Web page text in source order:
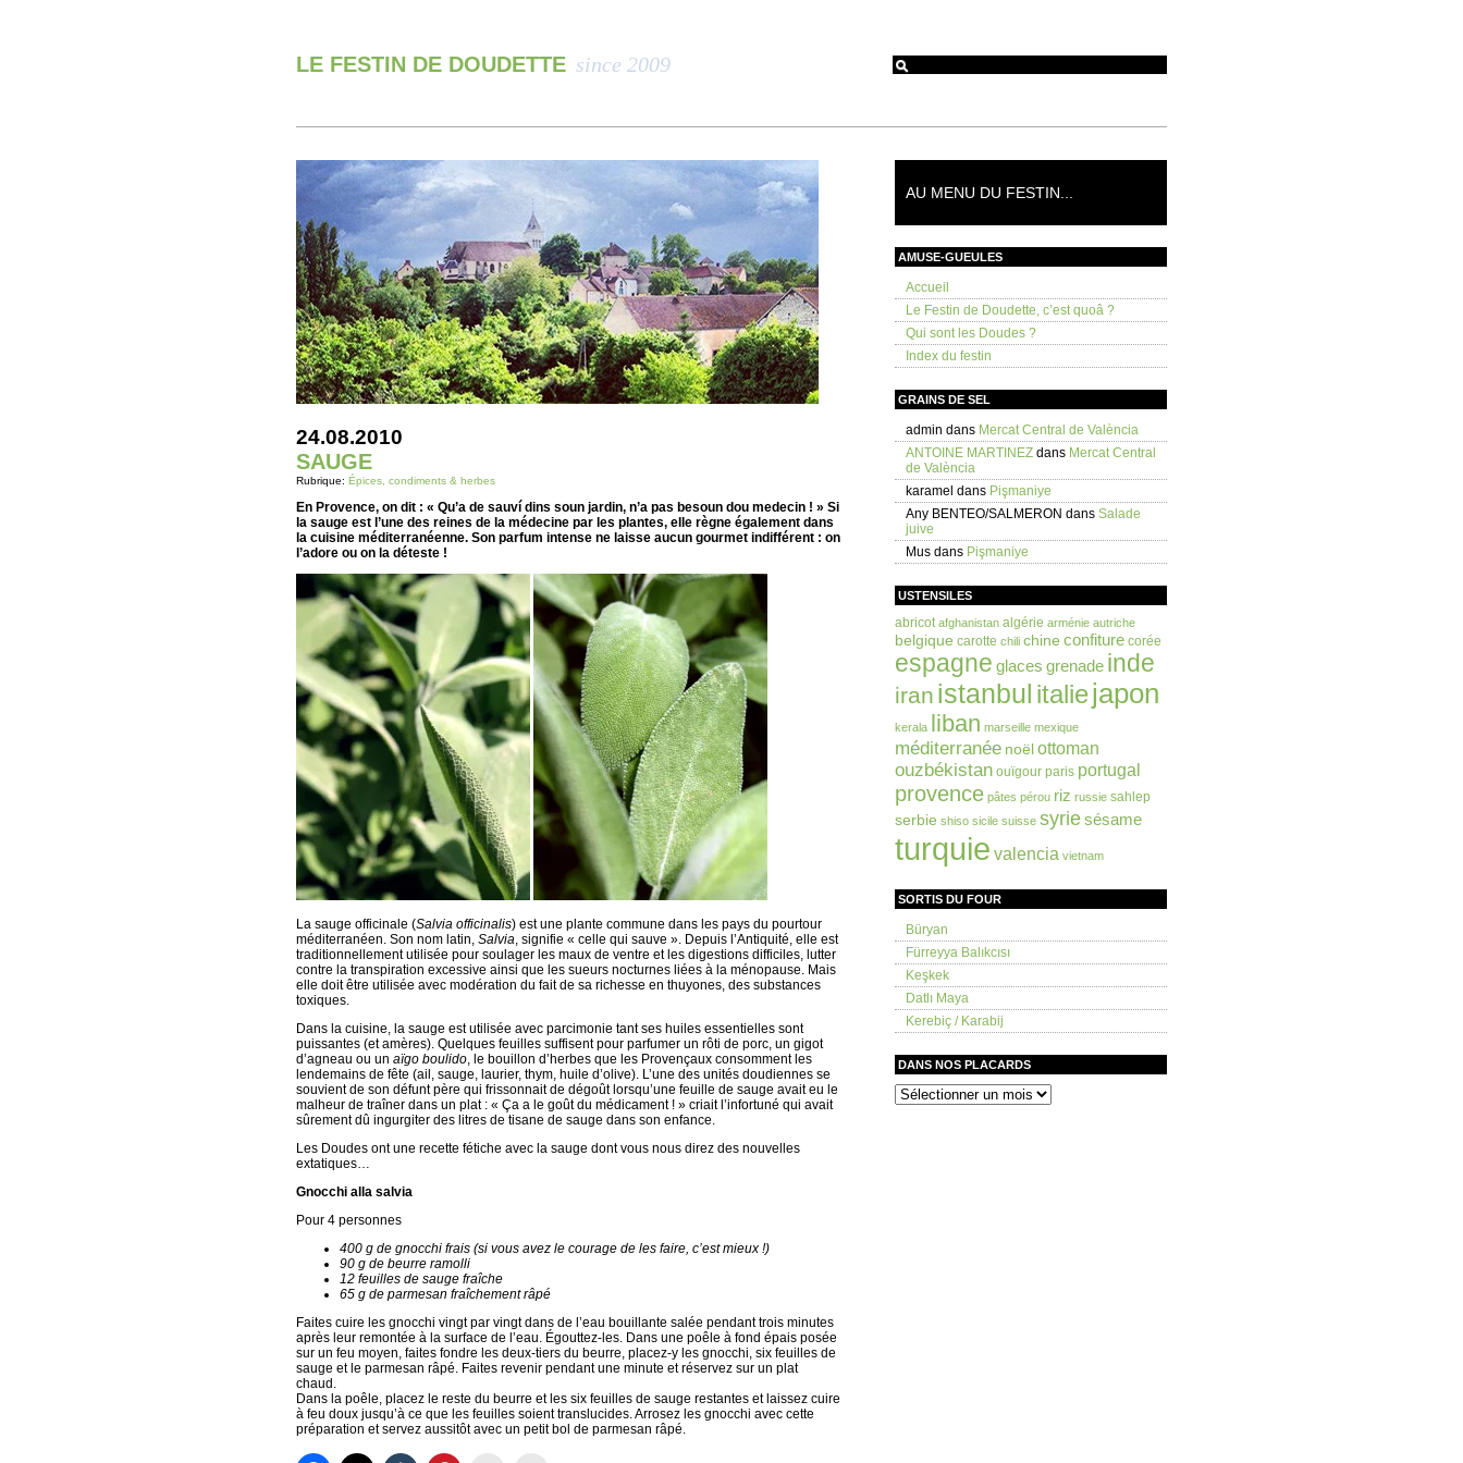
LE FESTIN DE DOUDETTE since 2009
24.08.2010
SAUGE
Rubrique: Épices, condiments & herbes
En Provence, on dit : « Qu’a de sauví dins soun jardin, n’a pas besoun dou medecin ! » Si
la sauge est l’une des reines de la médecine par les plantes, elle règne également dans
la cuisine méditerranéenne. Son parfum intense ne laisse aucun gourmet indifférent : on
l’adore ou on la déteste !
La sauge officinale (Salvia officinalis) est une plante commune dans les pays du pourtour
méditerranéen. Son nom latin, Salvia, signifie « celle qui sauve ». Depuis l’Antiquité, elle est
traditionnellement utilisée pour soulager les maux de ventre et les digestions difficiles, lutter
contre la transpiration excessive ainsi que les sueurs nocturnes liées à la ménopause. Mais
elle doit être utilisée avec modération du fait de sa richesse en thuyones, des substances
toxiques.
Dans la cuisine, la sauge est utilisée avec parcimonie tant ses huiles essentielles sont
puissantes (et amères). Quelques feuilles suffisent pour parfumer un rôti de porc, un gigot
d’agneau ou un aïgo boulido, le bouillon d’herbes que les Provençaux consomment les
lendemains de fête (ail, sauge, laurier, thym, huile d’olive). L’une des unités doudiennes se
souvient de son défunt père qui frissonnait de dégoût lorsqu’une feuille de sauge avait eu le
malheur de traîner dans un plat : « Ça a le goût du médicament ! » criait l’infortuné qui avait
sûrement dû ingurgiter des litres de tisane de sauge dans son enfance.
Les Doudes ont une recette fétiche avec la sauge dont vous nous direz des nouvelles
extatiques…
Gnocchi alla salvia
Pour 4 personnes
400 g de gnocchi frais (si vous avez le courage de les faire, c’est mieux !)
90 g de beurre ramolli
12 feuilles de sauge fraîche
65 g de parmesan fraîchement râpé
Faites cuire les gnocchi vingt par vingt dans de l’eau bouillante salée pendant trois minutes
après leur remontée à la surface de l’eau. Égouttez-les. Dans une poêle à fond épais posée
sur un feu moyen, faites fondre les deux-tiers du beurre, placez-y les gnocchi, six feuilles de
sauge et le parmesan râpé. Faites revenir pendant une minute et réservez sur un plat
chaud.
Dans la poêle, placez le reste du beurre et les six feuilles de sauge restantes et laissez cuire
à feu doux jusqu’à ce que les feuilles soient translucides. Arrosez les gnocchi avec cette
préparation et servez aussitôt avec un petit bol de parmesan râpé.
AU MENU DU FESTIN...
AMUSE-GUEULES
Accueil
Le Festin de Doudette, c’est quoâ ?
Qui sont les Doudes ?
Index du festin
GRAINS DE SEL
admin dans Mercat Central de València
ANTOINE MARTINEZ dans Mercat Central
de València
karamel dans Pişmaniye
Any BENTEO/SALMERON dans Salade
juive
Mus dans Pişmaniye
USTENSILES
abricot afghanistan algérie arménie autriche
belgique carotte chili chine confiture corée
espagne glaces grenade inde
iran istanbul italiejapon
kerala liban marseille mexique
méditerranée noëlottoman
ouzbékistan ouïgour paris portugal
provence pâtes pérou riz russie sahlep
serbie shiso sicile suisse syriesésame
turquie valencia vietnam
SORTIS DU FOUR
Büryan
Fürreyya Balıkcısı
Keşkek
Datlı Maya
Kerebiç / Karabij
DANS NOS PLACARDS
dans
nos